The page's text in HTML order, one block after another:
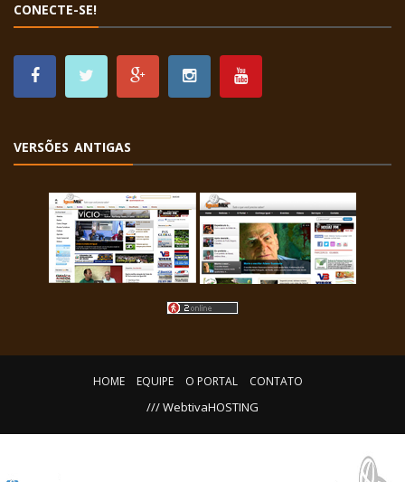
CONECTE-SE!
VERSÕES ANTIGAS
HOME EQUIPE O PORTAL CONTATO
/// WebtivaHOSTING